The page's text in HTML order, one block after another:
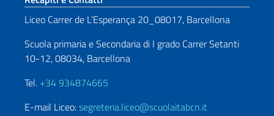
Liceo Carrer de L’Esperança 20_08017, Barcellona
Scuola primaria e Secondaria di I grado Carrer Setanti
10-12, 08034, Barcellona
Tel. +34 934874665
E-mail Liceo:segreteria.liceo@scuolaitabcn.it